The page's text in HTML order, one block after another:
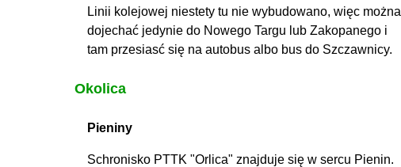
Linii kolejowej niestety tu nie wybudowano, więc można
dojechać jedynie do Nowego Targu lub Zakopanego i
tam przesiasć się na autobus albo bus do Szczawnicy.
Okolica
Pieniny
Schronisko PTTK "Orlica" znajduje się w sercu Pienin.